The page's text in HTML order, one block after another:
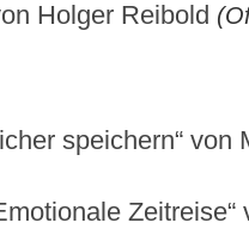
Holger Reibold
speichern“ von